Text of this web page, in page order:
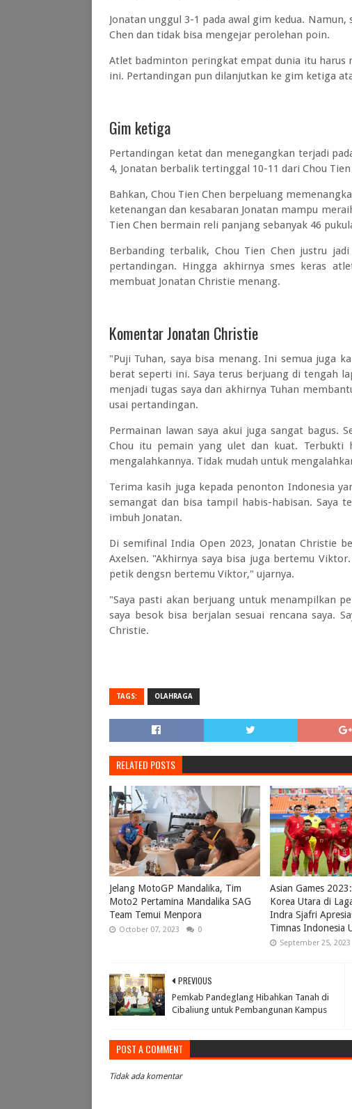
Jonatan unggul 3-1 pada awal gim kedua.
Chen dan tidak bisa mengejar perolehan poin.
Atlet badminton peringkat empat dunia itu harus
ini. Pertandingan pun dilanjutkan ke gim ketiga
Gim ketiga
Pertandingan ketat dan menegangkan terjadi
4, Jonatan berbalik tertinggal 10-11 dari Chou Tien
Bahkan, Chou Tien Chen berpeluang
ketenangan dan kesabaran Jonatan mampu
Tien Chen bermain reli panjang sebanyak 46
Berbanding terbalik, Chou Tien Chen justru
pertandingan. Hingga akhirnya smes keras
membuat Jonatan Christie menang.
Komentar Jonatan Christie
"Puji Tuhan, saya bisa menang. Ini semua juga
berat seperti ini. Saya terus berjuang di tengah
menjadi tugas saya dan akhirnya Tuhan
usai pertandingan.
Permainan lawan saya akui juga sangat bagus.
Chou itu pemain yang ulet dan kuat. Terbukti
mengalahkannya. Tidak mudah untuk
Terima kasih juga kepada penonton Indonesia
semangat dan bisa tampil habis-habisan. Saya
imbuh Jonatan.
Di semifinal India Open 2023, Jonatan Christie
Axelsen. "Akhirnya saya bisa juga bertemu
petik dengsn bertemu Viktor," ujarnya.
"Saya pasti akan berjuang untuk menampilkan
saya besok bisa berjalan sesuai rencana saya.
Christie.
TAGS: OLAHRAGA
RELATED POSTS
Jelang MotoGP Mandalika, Tim
Moto2 Pertamina Mandalika SAG
Team Temui Menpora
October 07, 2023 0
Asian Games
Korea Utara di
Indra Sjafri
Timnas Indonesia
September 25, 2023
PREVIOUS
Pemkab Pandeglang Hibahkan Tanah di
Cibaliung untuk Pembangunan Kampus
POST A COMMENT
Tidak ada komentar